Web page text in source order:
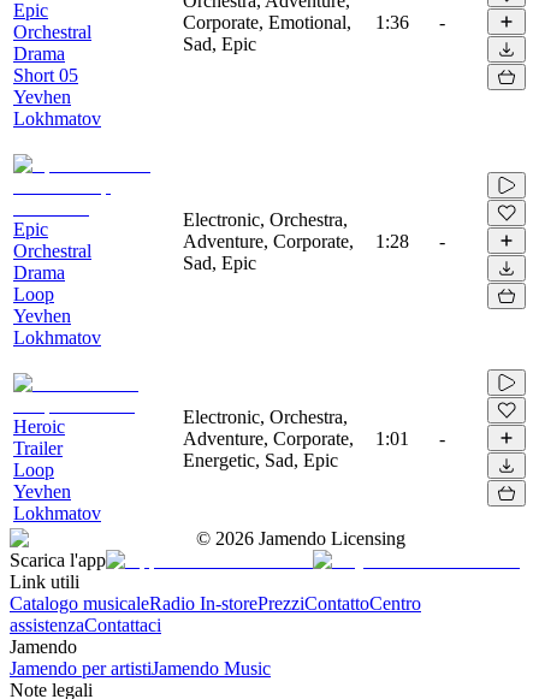
Epic
Orchestral
Drama
Short 05
Yevhen
Lokhmatov
Corporate, Emotional,
Sad, Epic
1:36 -
Epic
Orchestral
Drama
Loop
Yevhen
Lokhmatov
Electronic, Orchestra,
Adventure, Corporate,
Sad, Epic
1:28 -
Heroic
Trailer
Loop
Yevhen
Lokhmatov
Electronic, Orchestra,
Adventure, Corporate,
Energetic, Sad, Epic
1:01 -
© 2026 Jamendo Licensing
Scarica l'app
Link utili
Catalogo musicaleRadio In-storePrezziContattoCentro
assistenzaContattaci
Jamendo
Jamendo per artistiJamendo Music
Note legali